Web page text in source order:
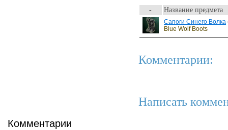
Комментарии
- Название предмета
Сапоги Синего Волка
Blue Wolf Boots
Комментарии:
Написать